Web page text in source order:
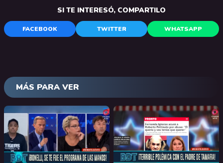
SI TE INTERESÓ, COMPARTILO
FACEBOOK TWITTER WHATSAPP
MÁS PARA VER